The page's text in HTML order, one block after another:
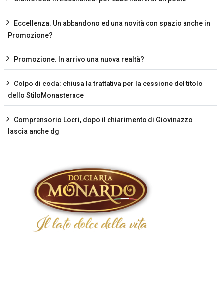
Eccellenza. Un abbandono ed una novità con spazio anche in
Promozione?
Promozione. In arrivo una nuova realtà?
Colpo di coda: chiusa la trattativa per la cessione del titolo
dello StiloMonasterace
Comprensorio Locri, dopo il chiarimento di Giovinazzo
lascia anche dg